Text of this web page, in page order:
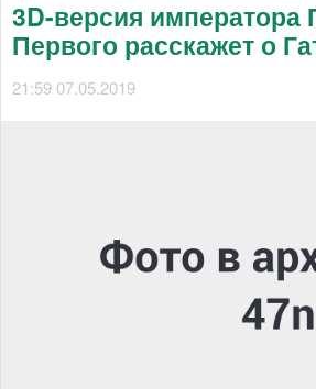
3D-версия императора
Первого расскажет о
21:59 07.05.2019